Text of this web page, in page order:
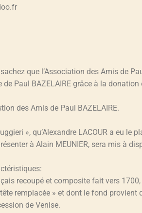
que l’Association des Amis de
Paul BAZELAIRE grâce à la donation
des Amis de Paul BAZELAIRE.
», qu’Alexandre LACOUR a eu le
à Alain MEUNIER, sera mis à
recoupé et composite fait vers
remplacée » et dont le fond provient
de Venise.